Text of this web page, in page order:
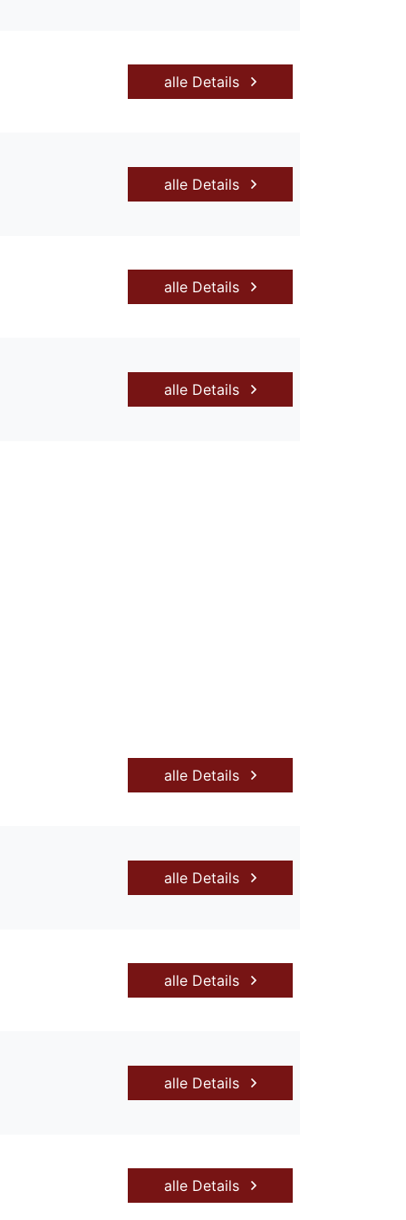
alle Details
alle Details
alle Details
alle Details
alle Details
alle Details
alle Details
alle Details
alle Details